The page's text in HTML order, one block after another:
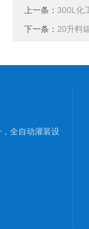
上一条： 300L化
下一条： 20升料
全自动灌装设